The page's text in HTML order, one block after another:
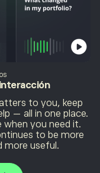
to you, keep
— all in one place.
you need it.
to be more
more useful.